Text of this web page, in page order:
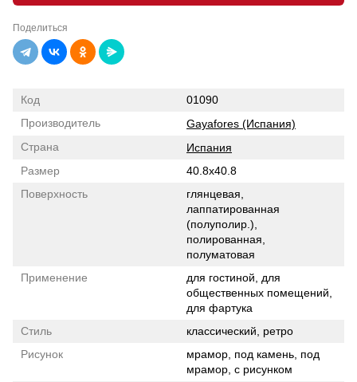
Поделиться
Код
01090
Производитель
Gayafores (Испания)
Страна
Испания
Размер
40.8x40.8
Поверхность
глянцевая,
лаппатированная
(полуполир.),
полированная,
полуматовая
Применение
для гостиной, для
общественных помещений,
для фартука
Стиль
классический, ретро
Рисунок
мрамор, под камень, под
мрамор, с рисунком